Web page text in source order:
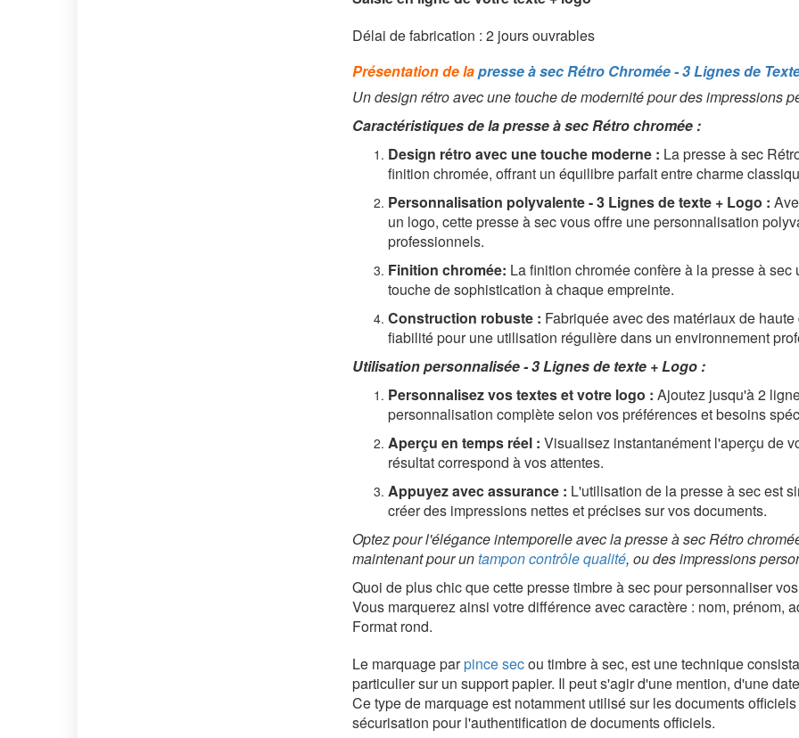
Délai de fabrication : 2 jours ouvrables
Présentation de lapresse à sec Rétro Chromée - 3 Lignes de
Un design rétro avec une touche de modernité pour des impressions
Caractéristiques de la presse à sec Rétro chromée :
Design rétro avec une touche moderne : La presse à sec
finition chromée, offrant un équilibre parfait entre charme
Personnalisation polyvalente - 3 Lignes de texte + Logo :
un logo, cette presse à sec vous offre une personnalisation
professionnels.
Finition chromée: La finition chromée confère à la presse à
touche de sophistication à chaque empreinte.
Construction robuste : Fabriquée avec des matériaux de
fiabilité pour une utilisation régulière dans un environnement
Utilisation personnalisée - 3 Lignes de texte + Logo :
Personnalisez vos textes et votre logo : Ajoutez jusqu'à 2
personnalisation complète selon vos préférences et besoins
Aperçu en temps réel : Visualisez instantanément l'aperçu de
résultat correspond à vos attentes.
Appuyez avec assurance : L'utilisation de la presse à sec est
créer des impressions nettes et précises sur vos documents.
Optez pour l'élégance intemporelle avec la presse à sec Rétro
maintenant pour untampon contrôle qualité, ou des impressions
Quoi de plus chic que cette presse timbre à sec pour personnaliser
Vous marquerez ainsi votre différence avec caractère : nom, prénom,
Format rond.
Le marquage parpince secou timbre à sec, est une technique
particulier sur un support papier. Il peut s'agir d'une mention, d'une
Ce type de marquage est notamment utilisé sur les documents
sécurisation pour l'authentification de documents officiels.